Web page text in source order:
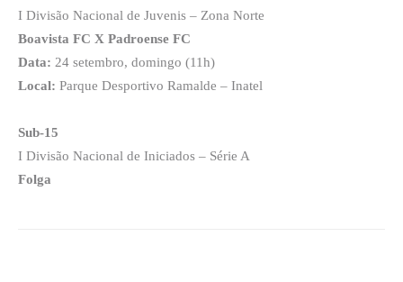
I Divisão Nacional de Juvenis – Zona Norte
Boavista FC X Padroense FC
Data: 24 setembro, domingo (11h)
Local: Parque Desportivo Ramalde – Inatel
Sub-15
I Divisão Nacional de Iniciados – Série A
Folga